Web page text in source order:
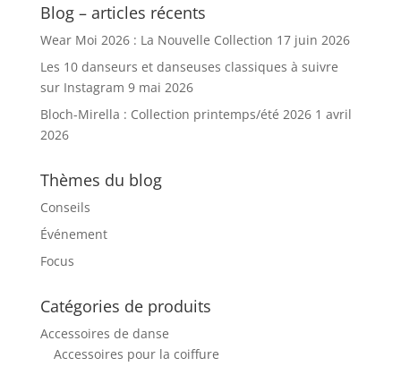
Blog – articles récents
Wear Moi 2026 : La Nouvelle Collection 17 juin 2026
Les 10 danseurs et danseuses classiques à suivre
sur Instagram 9 mai 2026
Bloch-Mirella : Collection printemps/été 2026 1 avril
2026
Thèmes du blog
Conseils
Événement
Focus
Catégories de produits
Accessoires de danse
Accessoires pour la coiffure